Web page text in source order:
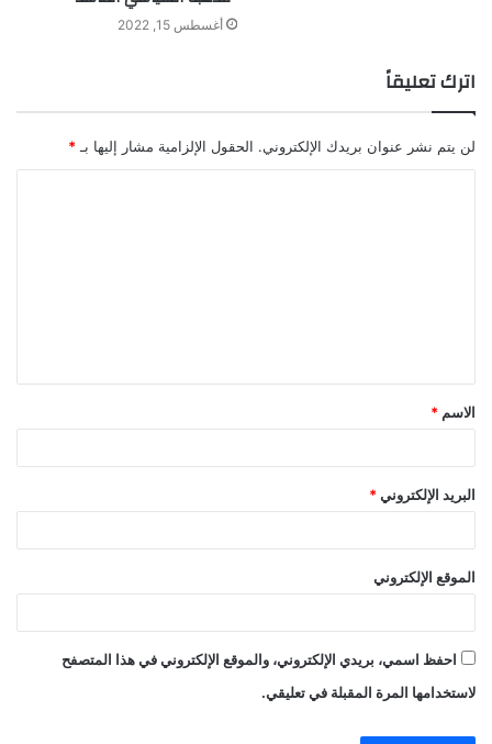
أغسطس 15, 2022
اترك تعليقاً
لن يتم نشر عنوان بريدك الإلكتروني. الحقول الإلزامية مشار إليها بـ *
ق
*
الاسم *
البريد الإلكتروني *
الموقع الإلكتروني
احفظ اسمي، بريدي الإلكتروني، والموقع الإلكتروني في هذا المتصفح
لاستخدامها المرة المقبلة في تعليقي.